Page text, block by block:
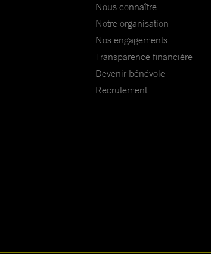
Nous connaître
Notre organisation
Nos engagements
Transparence financière
Devenir bénévole
Recrutement